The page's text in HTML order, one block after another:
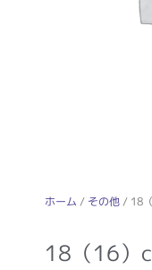
ホーム / その他/ 18
18（16）